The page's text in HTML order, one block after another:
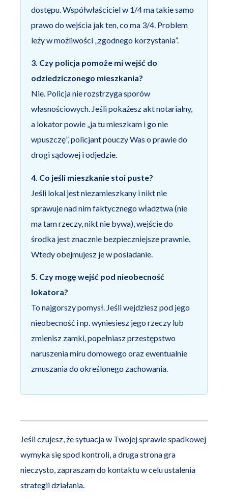
dostępu. Współwłaściciel w 1/4 ma takie samo
prawo do wejścia jak ten, co ma 3/4. Problem
leży w możliwości „zgodnego korzystania”.
3. Czy policja pomoże mi wejść do
odziedziczonego mieszkania?
Nie. Policja nie rozstrzyga sporów
własnościowych. Jeśli pokażesz akt notarialny,
a lokator powie „ja tu mieszkam i go nie
wpuszczę”, policjant pouczy Was o prawie do
drogi sądowej i odjedzie.
4. Co jeśli mieszkanie stoi puste?
Jeśli lokal jest niezamieszkany i nikt nie
sprawuje nad nim faktycznego władztwa (nie
ma tam rzeczy, nikt nie bywa), wejście do
środka jest znacznie bezpieczniejsze prawnie.
Wtedy obejmujesz je w posiadanie.
5. Czy mogę wejść pod nieobecność
lokatora?
To najgorszy pomysł. Jeśli wejdziesz pod jego
nieobecność i np. wyniesiesz jego rzeczy lub
zmienisz zamki, popełniasz przestępstwo
naruszenia miru domowego oraz ewentualnie
zmuszania do określonego zachowania.
Jeśli czujesz, że sytuacja w Twojej sprawie spadkowej
wymyka się spod kontroli, a druga strona gra
nieczysto, zapraszam do kontaktu w celu ustalenia
strategii działania.